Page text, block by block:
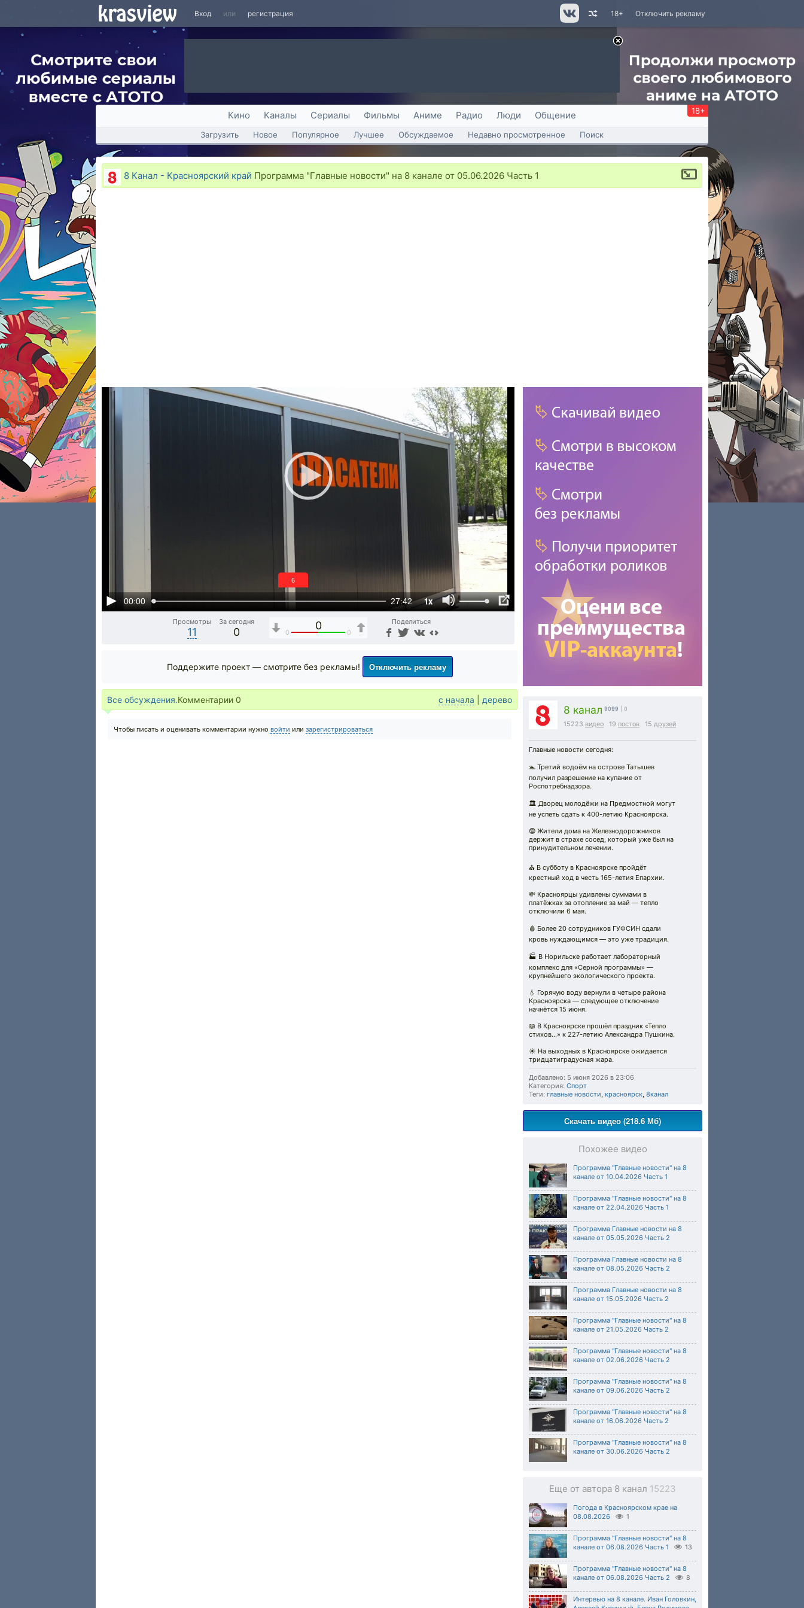
Вход или регистрация Отключить рекламу
18+
Кино Каналы Сериалы Фильмы Аниме Радио Люди Общение 18+
Загрузить Новое Популярное Лучшее Обсуждаемое Недавно просмотренное Поиск
8 Канал - Красноярский край Программа "Главные новости" на 8 канале от 05.06.2026 Часть 1
00:00 27:42 1x
6
Просмотры
11
За сегодня
0
0
0 0
Поделиться
8 канал 9099 | 0
15223 видео 19 постов 15 друзей
Главные новости сегодня:
🏊 Третий водоём на острове Татышев
получил разрешение на купание от
Роспотребнадзора.
🏛 Дворец молодёжи на Предмостной могут
не успеть сдать к 400-летию Красноярска.
😨 Жители дома на Железнодорожников
держит в страхе сосед, который уже был на
принудительном лечении.
⛪️ В субботу в Красноярске пройдёт
крестный ход в честь 165-летия Епархии.
💸 Красноярцы удивлены суммами в
платёжках за отопление за май — тепло
отключили 6 мая.
🩸 Более 20 сотрудников ГУФСИН сдали
кровь нуждающимся — это уже традиция.
🏭 В Норильске работает лабораторный
комплекс для «Серной программы» —
крупнейшего экологического проекта.
💧 Горячую воду вернули в четыре района
Красноярска — следующее отключение
начнётся 15 июня.
📖 В Красноярске прошёл праздник «Тепло
стихов…» к 227-летию Александра Пушкина.
☀️ На выходных в Красноярске ожидается
тридцатиградусная жара.
Добавлено: 5 июня 2026 в 23:06
Категория: Спорт
Теги: главные новости, красноярск, 8канал
Скачать видео (218.6 Мб)
Похожее видео
Программа "Главные новости" на 8
канале от 10.04.2026 Часть 1
Программа "Главные новости" на 8
канале от 22.04.2026 Часть 1
Программа Главные новости на 8
канале от 05.05.2026 Часть 2
Программа Главные новости на 8
канале от 08.05.2026 Часть 2
Программа Главные новости на 8
канале от 15.05.2026 Часть 2
Программа "Главные новости" на 8
канале от 21.05.2026 Часть 2
Программа "Главные новости" на 8
канале от 02.06.2026 Часть 2
Программа "Главные новости" на 8
канале от 09.06.2026 Часть 2
Программа "Главные новости" на 8
канале от 16.06.2026 Часть 2
Программа "Главные новости" на 8
канале от 30.06.2026 Часть 2
Еще от автора 8 канал 15223
Погода в Красноярском крае на
08.08.2026
1
Программа "Главные новости" на 8
канале от 06.08.2026 Часть 1
13
Программа "Главные новости" на 8
канале от 06.08.2026 Часть 2
8
Интервью на 8 канале. Иван Головкин,
Поддержите проект — смотрите без рекламы! Отключить рекламу
Все обсуждения.Комментарии 0 с начала дерево
Чтобы писать и оценивать комментарии нужно войти или зарегистрироваться